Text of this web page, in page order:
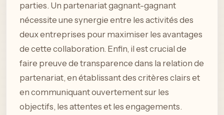
parties. Un partenariat gagnant-gagnant
nécessite une synergie entre les activités des
deux entreprises pour maximiser les avantages
de cette collaboration. Enfin, il est crucial de
faire preuve de transparence dans la relation de
partenariat, en établissant des critères clairs et
en communiquant ouvertement sur les
objectifs, les attentes et les engagements.